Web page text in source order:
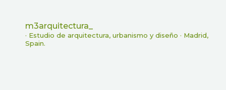
m3arquitectura_
· Estudio de arquitectura, urbanismo y diseño · Madrid,
Spain.